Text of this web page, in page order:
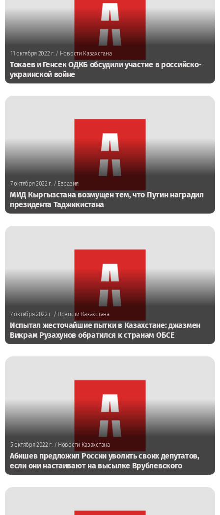
11 октября 2022 г. / Новости Казахстана
Токаев и Генсек ОДКБ обсудили участие в российско-
украинской войне
7 октября 2022 г./ Евразия
МИД Кыргызстана возмущен тем, что Путин наградил
президента Таджикистана
7 октября 2022 г./ Новости Казахстана
Испытал жесточайшие пытки в Казахстане: джазмен
Викрам Рузахунов обратился к странам ОБСЕ
5 октября 2022 г./ Новости Казахстана
Абишев предложил России уволить своих депутатов,
если они настаивают на высылке Врублевского